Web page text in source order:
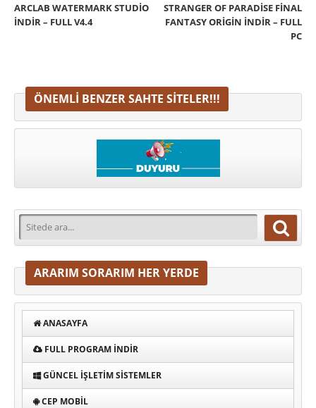
ARCLAB WATERMARK STUDIO
İNDIR – FULL V4.4
STRANGER OF PARADISE FINAL
FANTASY ORIGIN İNDIR – FULL
PC
ÖNEMLI BENZER SAHTE SITELER!!!
ARARIM SORARIM HER YERDE
ANASAYFA
FULL PROGRAM INDIR
GÜNCEL İŞLETIM SISTEMLER
CEP MOBIL